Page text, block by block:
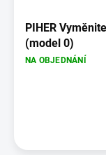
PIHER
(model 0)
NA OBJEDNÁNÍ